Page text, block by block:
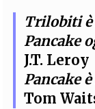
Trilobiti è
Pancake
J.T. Leroy
Pancake
Tom